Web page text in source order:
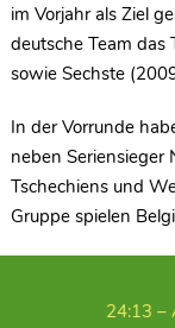
im Vorjahr als Ziel
deutsche Team das
sowie Sechste
In der Vorrunde
neben Seriensieger
Tschechiens und
Gruppe spielen
24:13 –